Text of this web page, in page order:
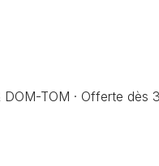
DOM-TOM · Offerte dès